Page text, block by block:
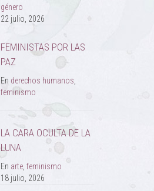
género
22 julio, 2026
FEMINISTAS POR LAS
PAZ
En derechos humanos,
feminismo
LA CARA OCULTA DE LA
LUNA
En arte ,feminismo
18 julio, 2026